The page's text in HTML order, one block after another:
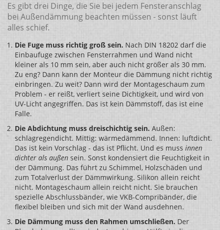
Es gibt drei Dinge, die Sie bei jedem Fensteranschlag
bei Außendämmung beachten müssen - sonst läuft
alles schief.
Die Fuge muss richtig groß sein. Nach DIN 18202 darf die
Einbaufuge zwischen Fensterrahmen und Wand nicht
kleiner als 10 mm sein, aber auch nicht größer als 30 mm.
Zu eng? Dann kann der Monteur die Dämmung nicht richtig
einbringen. Zu weit? Dann wird der Montageschaum zum
Problem - er reißt, verliert seine Dichtigkeit, und wird von
UV-Licht angegriffen. Das ist kein Dämmstoff, das ist eine
Falle.
Die Abdichtung muss dreischichtig sein. Außen:
schlagregendicht. Mittig: wärmedämmend. Innen: luftdicht.
Das ist kein Vorschlag - das ist Pflicht. Und es muss innen
dichter als außen sein. Sonst kondensiert die Feuchtigkeit in
der Dämmung. Das führt zu Schimmel, Holzschäden und
zum Totalverlust der Dämmwirkung. Silikon allein reicht
nicht. Montageschaum allein reicht nicht. Sie brauchen
spezielle Abschlussbänder, wie VKB-Compribänder, die
flexibel bleiben und sich mit der Wand ausdehnen.
Die Dämmung muss den Rahmen umschließen. Der